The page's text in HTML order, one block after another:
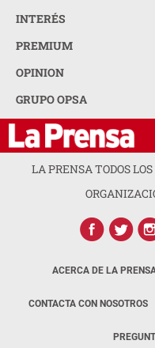
INTERÉS
PREMIUM
OPINION
GRUPO OPSA
LA PRENSA TODOS
ACERCA DE LA
CONTACTA CON NOSOTROS